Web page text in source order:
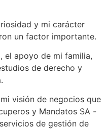
y mi carácter
un factor importante.
el apoyo de mi familia,
de derecho y
visión de negocios que
y Mandatos SA -
de gestión de